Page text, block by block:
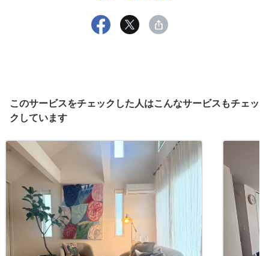
このサービスをチェックした人はこんなサービスもチェッ
クしています